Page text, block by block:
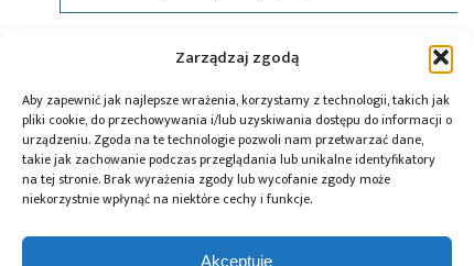
Zarządzaj zgodą
Aby zapewnić jak najlepsze wrażenia, korzystamy z technologii, takich jak
pliki cookie, do przechowywania i/lub uzyskiwania dostępu do informacji o
urządzeniu. Zgoda na te technologie pozwoli nam przetwarzać dane,
takie jak zachowanie podczas przeglądania lub unikalne identyfikatory
na tej stronie. Brak wyrażenia zgody lub wycofanie zgody może
niekorzystnie wpłynąć na niektóre cechy i funkcje.
Akceptuję
drukowanie półprzewodników
kwantowe,wyświetlacze
Przeczytaj również: